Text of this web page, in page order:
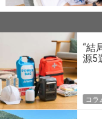
“結
源5
コラ